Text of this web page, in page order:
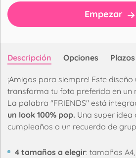
Empezar
Descripción Opciones Plazos
¡Amigos para siempre! Este diseño
transforma tu foto preferida en un
La palabra "FRIENDS" está
un look 100% pop. Una super
cumpleaños o un recuerdo de
4 tamaños a elegir: tamaños A4,